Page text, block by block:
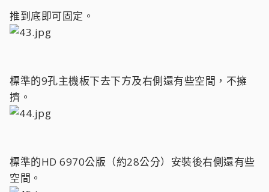
推到底即可固定。
標準的9孔主機板下去下方及右側還有些空間，不擁
擠。
標準的HD 6970公版（約28公分）安裝後右側還有些
空間。